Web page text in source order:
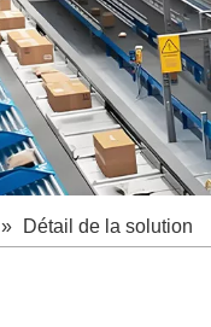
» Détail de la solution